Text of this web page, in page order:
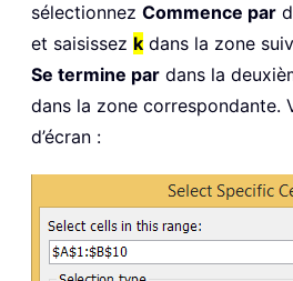
sélectionnez Commence par
et saisissez k dans la zone
Se termine par dans la
dans la zone correspondante.
d’écran :